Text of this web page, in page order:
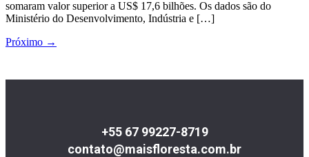
somaram valor superior a US$ 17,6 bilhões. Os dados são do
Ministério do Desenvolvimento, Indústria e […]
Próximo →
+55 67 99227-8719
contato@maisfloresta.com.br